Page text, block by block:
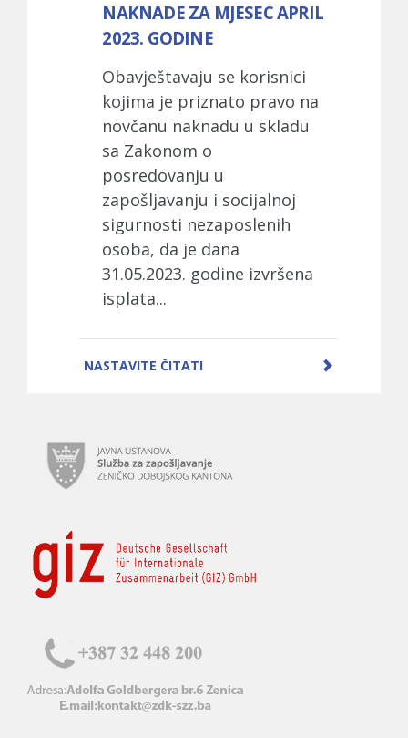
NAKNADE ZA MJESEC APRIL
2023. GODINE
Obavještavaju se korisnici
kojima je priznato pravo na
novčanu naknadu u skladu
sa Zakonom o
posredovanju u
zapošljavanju i socijalnoj
sigurnosti nezaposlenih
osoba, da je dana
31.05.2023. godine izvršena
isplata...
NASTAVITE ČITATI